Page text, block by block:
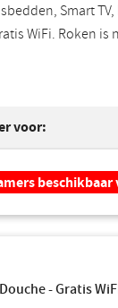
Smart
WiFi. Roken is
voor:
- Gratis